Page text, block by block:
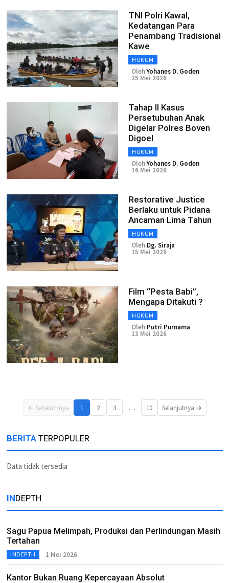
TNI Polri Kawal,
Kedatangan Para
Penambang Tradisional
Kawe
HUKUM
OlehYohanes D. Goden
25 Mei 2026
Tahap II Kasus
Persetubuhan Anak
Digelar Polres Boven
Digoel
HUKUM
OlehYohanes D. Goden
16 Mei 2026
Restorative Justice
Berlaku untuk Pidana
Ancaman Lima Tahun
HUKUM
Oleh Dg. Siraja
15 Mei 2026
Film “Pesta Babi”,
Mengapa Ditakuti ?
HUKUM
Oleh Putri Purnama
13 Mei 2026
← Sebelumnya 1 2 3 … 10 Selanjutnya →
BERITA TERPOPULER
Data tidak tersedia
INDEPTH
Sagu Papua Melimpah, Produksi dan Perlindungan Masih
Tertahan
INDEPTH 1 Mei 2026
Kantor Bukan Ruang Kepercayaan Absolut